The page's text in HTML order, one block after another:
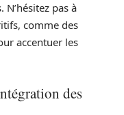
pas à
comme des
accentuer les
des